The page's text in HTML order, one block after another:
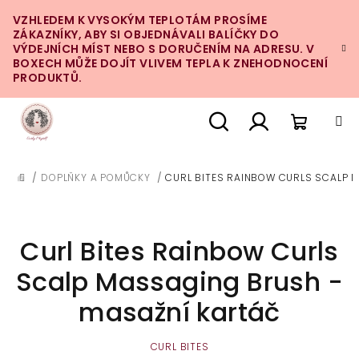
na
obsah
VZHLEDEM K VYSOKÝM TEPLOTÁM PROSÍME
ZÁKAZNÍKY, ABY SI OBJEDNÁVALI BALÍČKY DO
VÝDEJNÍCH MÍST NEBO S DORUČENÍM NA ADRESU. V
BOXECH MŮŽE DOJÍT VLIVEM TEPLA K ZNEHODNOCENÍ
PRODUKTŮ.
DOMŮ
/ DOPLŇKY A POMŮCKY / CURL BITES RAINBOW CURLS SCALP
Curl Bites Rainbow Curls
Scalp Massaging Brush -
masažní kartáč
CURL BITES